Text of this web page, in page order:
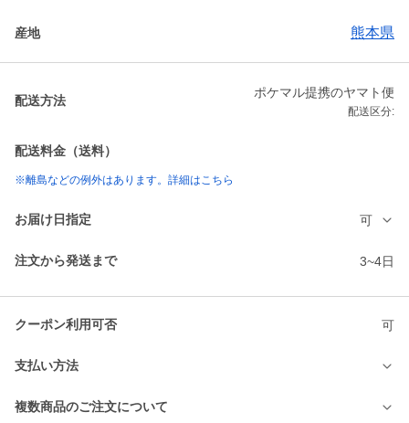
産地 熊本県
配送方法
ポケマル提携のヤマト便
配送区分:
配送料金（送料）
※離島などの例外はあります。詳細はこちら
お届け日指定 可
注文から発送まで 3~4日
クーポン利用可否 可
支払い方法
複数商品のご注文について